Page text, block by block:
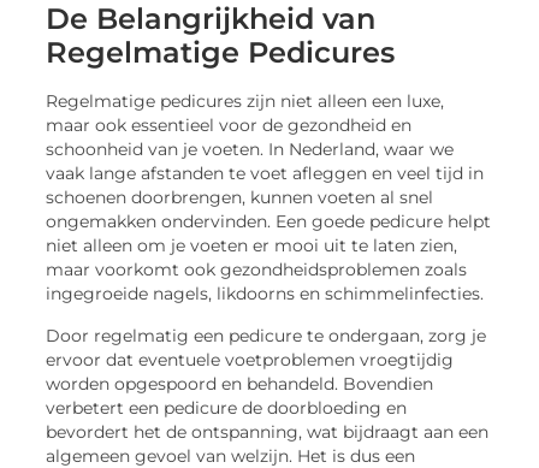
De Belangrijkheid van
Regelmatige Pedicures
Regelmatige pedicures zijn niet alleen een luxe,
maar ook essentieel voor de gezondheid en
schoonheid van je voeten. In Nederland, waar we
vaak lange afstanden te voet afleggen en veel tijd in
schoenen doorbrengen, kunnen voeten al snel
ongemakken ondervinden. Een goede pedicure helpt
niet alleen om je voeten er mooi uit te laten zien,
maar voorkomt ook gezondheidsproblemen zoals
ingegroeide nagels, likdoorns en schimmelinfecties.
Door regelmatig een pedicure te ondergaan, zorg je
ervoor dat eventuele voetproblemen vroegtijdig
worden opgespoord en behandeld. Bovendien
verbetert een pedicure de doorbloeding en
bevordert het de ontspanning, wat bijdraagt aan een
algemeen gevoel van welzijn. Het is dus een